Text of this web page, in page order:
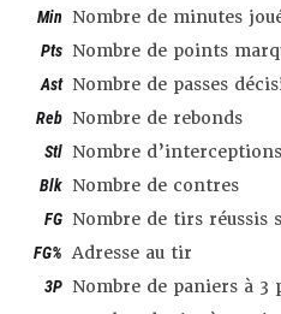
Min Nombre de minutes
Pts Nombre de points
Ast Nombre de passes
Reb Nombre de rebonds
Stl Nombre d’interceptions
Blk Nombre de contres
FG Nombre de tirs réussis
FG% Adresse au tir
3P Nombre de paniers à 3